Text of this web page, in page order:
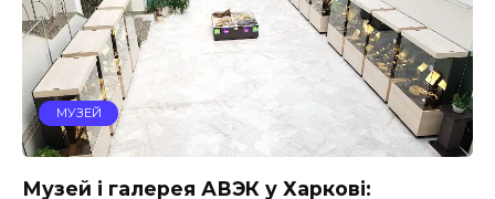
МУЗЕЙ
Музей і галерея АВЭК у Харкові: